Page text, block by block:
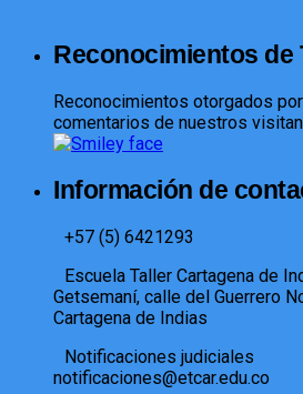
Reconocimientos de
Reconocimientos otorgados
comentarios de nuestros
Información de
+57 (5) 6421293​
Escuela Taller Cartagena de
Getsemaní, calle del Guerrero
Cartagena de Indias
Notificaciones judiciales
notificaciones@etcar.edu.co